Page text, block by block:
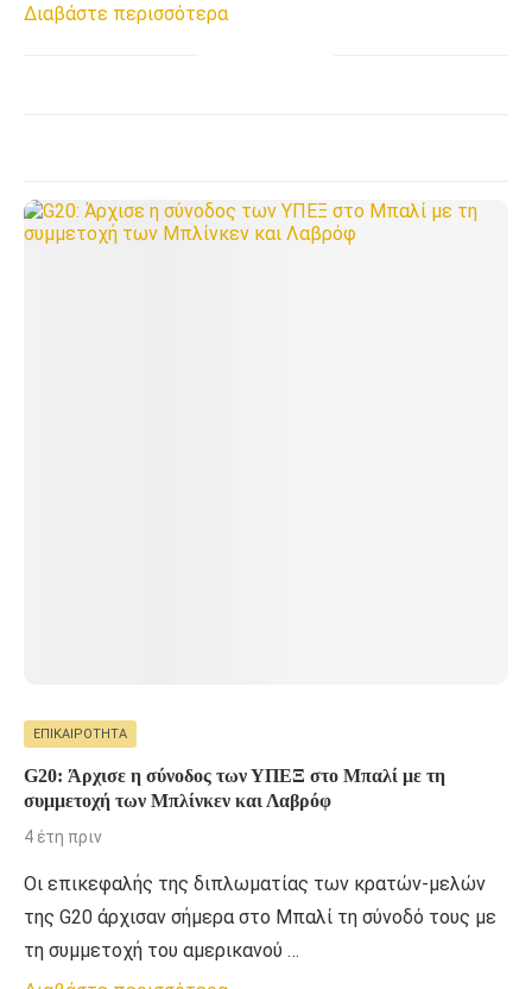
Διαβάστε περισσότερα
ΕΠΙΚΑΙΡΌΤΗΤΑ
G20: Άρχισε η σύνοδος των ΥΠΕΞ στο Μπαλί με τη
συμμετοχή των Μπλίνκεν και Λαβρόφ
4 έτη πριν
Οι επικεφαλής της διπλωματίας των κρατών-μελών
της G20 άρχισαν σήμερα στο Μπαλί τη σύνοδό τους με
τη συμμετοχή του αμερικανού …